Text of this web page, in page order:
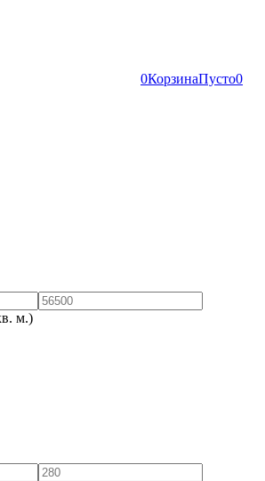
0КорзинаПусто0
м.)